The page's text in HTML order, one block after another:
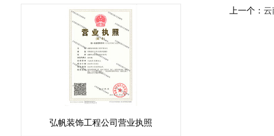
弘帆装饰工程公司营业执照
上一个： 云